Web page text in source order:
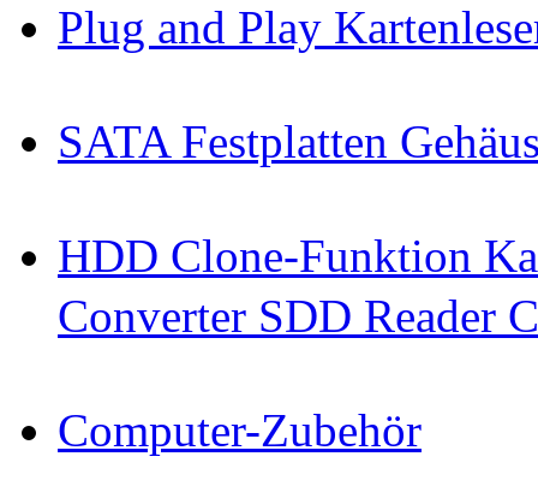
Plug and Play
SATA Festplatten
HDD Clone-Funktion
Converter SDD Reader
Computer-Zubehör